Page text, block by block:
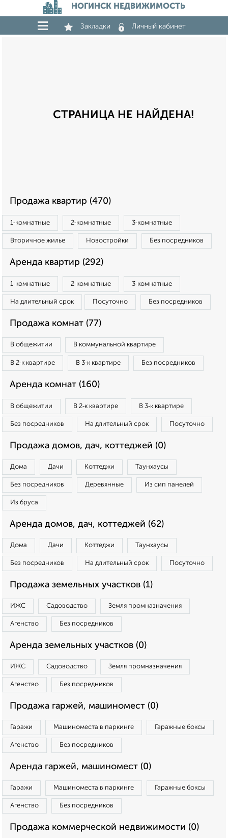
НОГИНСК НЕДВИЖИМОСТЬ
Закладки Личный кабинет
СТРАНИЦА НЕ НАЙДЕНА!
Продажа квартир (470)
1‑комнатные 2‑комнатные 3‑комнатные
Вторичное жилье Новостройки Без посредников
Аренда квартир (292)
1‑комнатные 2‑комнатные 3‑комнатные
На длительный срок Посуточно Без посредников
Продажа комнат (77)
В общежитии В коммунальной квартире
В 2‑к квартире В 3‑к квартире Без посредников
Аренда комнат (160)
В общежитии В 2‑к квартире В 3‑к квартире
Без посредников На длительный срок Посуточно
Продажа домов, дач, коттеджей (0)
Дома Дачи Коттеджи Таунхаусы
Без посредников Деревянные Из сип панелей
Из бруса
Аренда домов, дач, коттеджей (62)
Дома Дачи Коттеджи Таунхаусы
Без посредников На длительный срок Посуточно
Продажа земельных участков (1)
ИЖС Садоводство Земля промназначения
Агенство Без посредников
Аренда земельных участков (0)
ИЖС Садоводство Земля промназначения
Агенство Без посредников
Продажа гаржей, машиномест (0)
Гаражи Машиноместа в паркинге Гаражные боксы
Агенство Без посредников
Аренда гаржей, машиномест (0)
Гаражи Машиноместа в паркинге Гаражные боксы
Агенство Без посредников
Продажа коммерческой недвижимости (0)